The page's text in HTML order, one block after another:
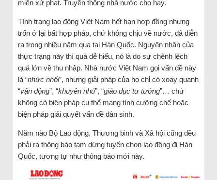
miễn xử phạt. Truyền thông nhà nước cho hay.
Tình trạng lao động Việt Nam hết hạn hợp đồng nhưng
trốn ở lại bất hợp pháp, chứ không chịu về nước, đã diễn
ra trong nhiều năm qua tại Hàn Quốc. Nguyên nhân của
thực trạng này thì quá dễ hiểu, nó là do sự chênh lệch
quá lớn về thu nhập. Nhà nước Việt Nam gọi vấn đề này
là “nhức nhối”, nhưng giải pháp của họ chỉ có xoay quanh
“vận động”, “khuyên nhủ”, “giáo dục tư tưởng”… chứ
không có biện pháp cụ thể mang tính cưỡng chế hoặc
biện pháp giải quyết vấn đề dân sinh.
Năm nào Bộ Lao động, Thương binh và Xã hội cũng đều
phải ra thông báo tạm dừng tuyển chọn lao động đi Hàn
Quốc, tương tự như thông báo mới này.